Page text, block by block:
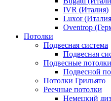
IVR (Италия)
Luxor
Oventrop
Потолки
Подвесная система
Подвесная
Подвесные потолки
Подвесной
Потолки Грильято
Реечные потолки
Немецкий